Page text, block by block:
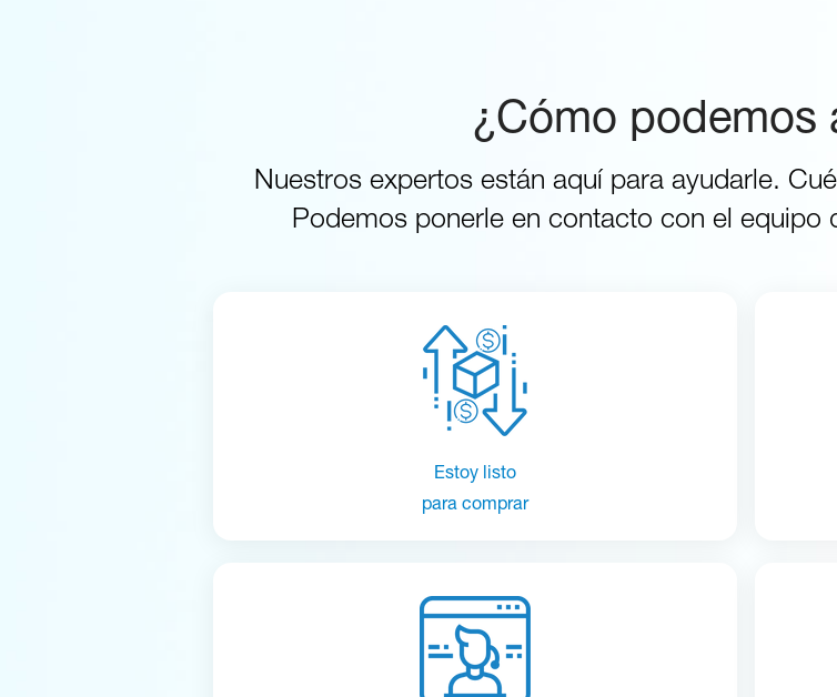
¿Cómo podemos
Nuestros expertos están aquí para ayudarle.
Podemos ponerle en contacto con el equipo
Estoy listo
para comprar